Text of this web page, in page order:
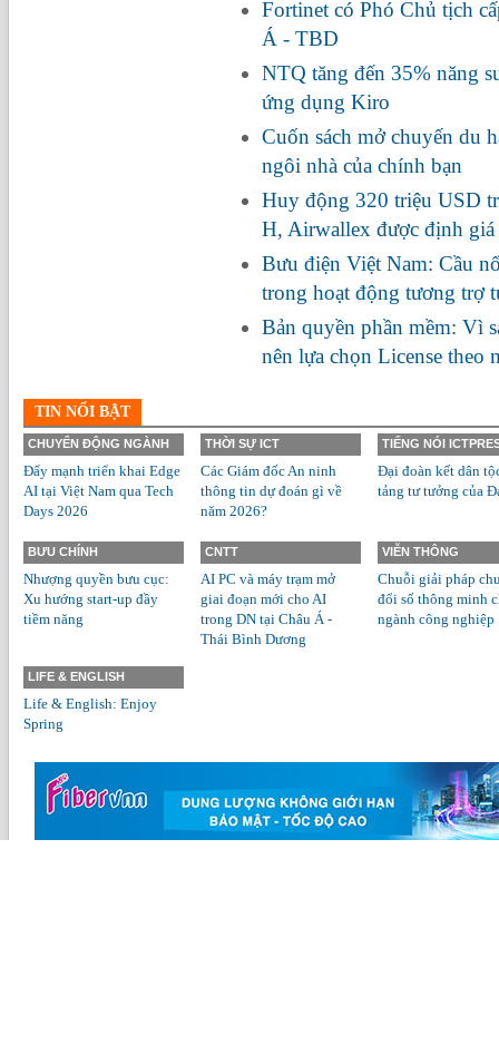
Fortinet có Phó Chủ tịch
Á - TBD
NTQ tăng đến 35% năng
ứng dụng Kiro
Cuốn sách mở chuyến du
ngôi nhà của chính bạn
Huy động 320 triệu USD
H, Airwallex được định
Bưu điện Việt Nam: Cầu
trong hoạt động tương trợ
Bản quyền phần mềm: Vì
nên lựa chọn License theo
TIN NỔI BẬT
CHUYỂN ĐỘNG NGÀNH
Đẩy mạnh triển khai Edge
AI tại Việt Nam qua Tech
Days 2026
THỜI SỰ ICT
Các Giám đốc An ninh
thông tin dự đoán gì về
năm 2026?
TIẾNG NÓI
Đại đoàn kết dân
tảng tư tưởng của
BƯU CHÍNH
Nhượng quyền bưu cục:
Xu hướng start-up đầy
tiềm năng
CNTT
AI PC và máy trạm mở
giai đoạn mới cho AI
trong DN tại Châu Á -
Thái Bình Dương
VIỄN THÔNG
Chuỗi giải pháp
đổi số thông minh
ngành công nghiệp
LIFE & ENGLISH
Life & English: Enjoy
Spring